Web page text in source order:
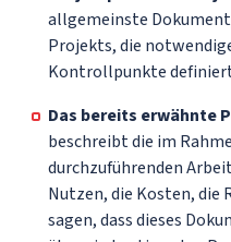
allgemeinste
Projekts, die
Kontrollpunkte
Das bereits erwähnte
beschreibt die im
durchzuführenden
Nutzen, die Kosten, die
sagen, dass dieses